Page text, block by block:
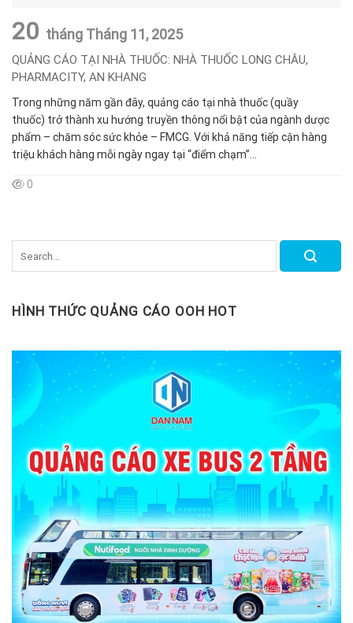
20 tháng Tháng 11, 2025
QUẢNG CÁO TẠI NHÀ THUỐC: NHÀ THUỐC LONG CHÂU,
PHARMACITY, AN KHANG
Trong những năm gần đây, quảng cáo tại nhà thuốc (quầy
thuốc) trở thành xu hướng truyền thông nổi bật của ngành dược
phẩm – chăm sóc sức khỏe – FMCG. Với khả năng tiếp cận hàng
triệu khách hàng mỗi ngày ngay tại “điểm chạm”...
0
HÌNH THỨC QUẢNG CÁO OOH HOT